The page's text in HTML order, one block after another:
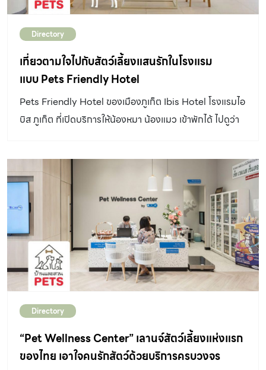
Directory
เที่ยวตามใจไปกับสัตว์เลี้ยงแสนรักในโรงแรม
แบบ Pets Friendly Hotel
Pets Friendly Hotel ของเมืองภูเก็ต Ibis Hotel โรงแรมไอ
บิส ภูเก็ต ที่เปิดบริการให้น้องหมา น้องแมว เข้าพักได้ ไปดูว่า
Directory
“Pet Wellness Center” เลานจ์สัตว์เลี้ยงแห่งแรก
ของไทย เอาใจคนรักสัตว์ด้วยบริการครบวงจร